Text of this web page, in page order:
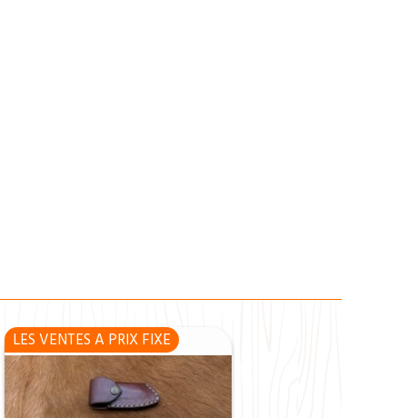
LES VENTES A PRIX FIXE